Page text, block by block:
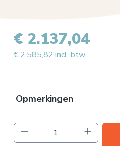
Opmerkingen
€ 2.137,04
€ 2.585,82 incl. btw